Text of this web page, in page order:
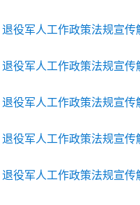
退役军人工作政策法规宣
退役军人工作政策法规宣传
退役军人工作政策法规宣
退役军人工作政策法规宣
退役军人工作政策法规宣